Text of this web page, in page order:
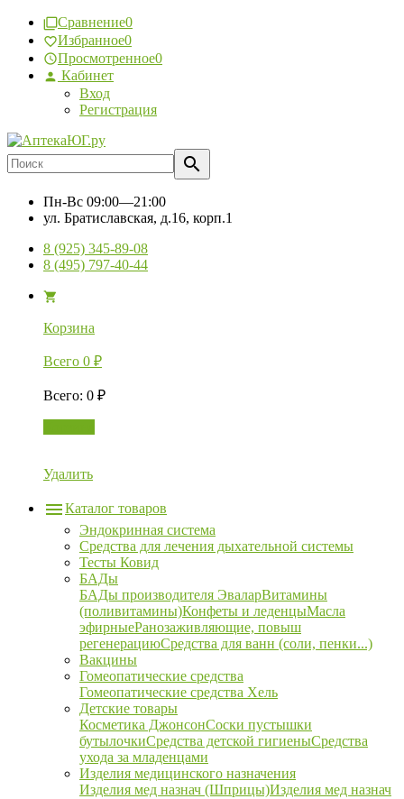
Сравнение0
Избранное0
Просмотренное0
Кабинет
Вход
Регистрация
Пн-Вс 09:00—21:00
ул. Братиславская, д.16, корп.1
8 (925) 345-89-08
8 (495) 797-40-44
Корзина
Всего 0 ₽
Всего: 0 ₽
Удалить
Каталог товаров
Эндокринная система
Средства для лечения дыхательной системы
Тесты Ковид
БАДы
БАДы производителя ЭваларВитамины
(поливитамины)Конфеты и леденцыМасла
эфирныеРанозаживляющие, повыш
регенерациюСредства для ванн (соли, пенки...)
Вакцины
Гомеопатические средства
Гомеопатические средства Хель
Детские товары
Косметика ДжонсонСоски пустышки
бутылочкиСредства детской гигиеныСредства
ухода за младенцами
Изделия медицинского назначения
Изделия мед назнач (Шприцы)Изделия мед назнач